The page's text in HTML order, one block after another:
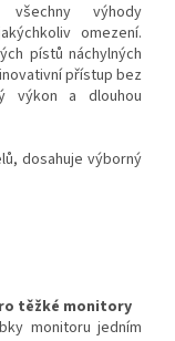
výhody
omezení.
pístů náchylných
přístup bez
výkon a dlouhou
dosahuje výborný
těžké monitory
monitoru jedním